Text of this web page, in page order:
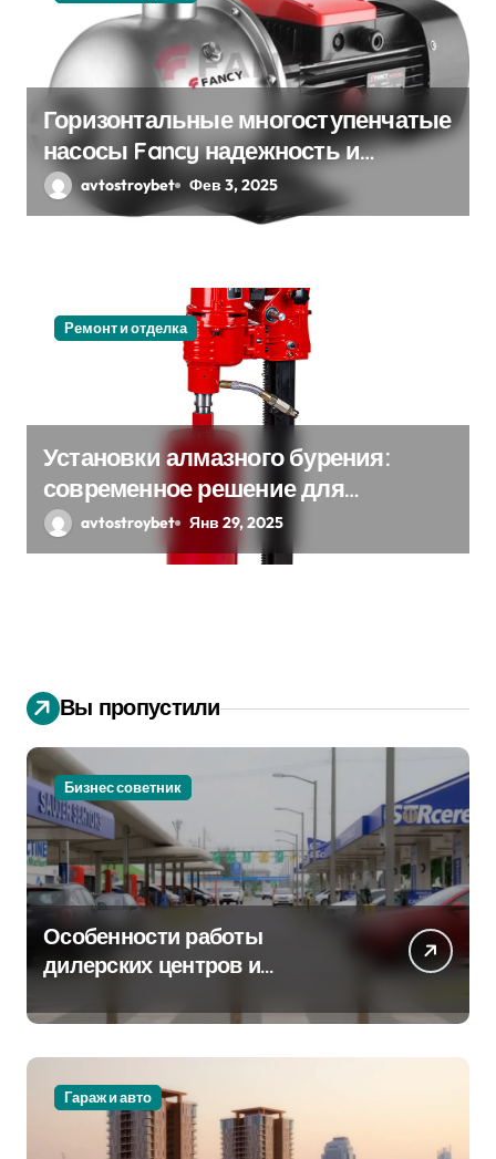
Горизонтальные многоступенчатые
насосы Fancy надежность и
эффективность
avtostroybet Фев 3, 2025
Ремонт и отделка
Установки алмазного бурения:
современное решение для
сложных задач
avtostroybet Янв 29, 2025
Вы пропустили
Бизнес советник
Особенности работы
дилерских центров и
крупных проспектах
Гараж и авто